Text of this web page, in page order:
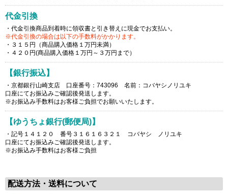
代金引換
・代金引換商品到着時に領収書と引き替えに現金でお支払い。
※代金引換の場合は以下の手数料がかかります。
・３１５円（商品購入価格１万円未満）
・４２０円(商品購入価格１万円～３万円まで）
【銀行振込】
・京都銀行山崎支店 口座番号：743096 名前：コバヤシノリユキ
口座にてお振込みご確認後発送します。
※お振込み手数料はお客様ご負担でお願いいたします。
【ゆうちょ銀行(郵便局)】
・記号１４１２０ 番号３１６１６３２１ コバヤシ ノリユキ
口座にてお振込みご確認後発送します。
※お振込み手数料はお客様ご負担
配送方法・送料について